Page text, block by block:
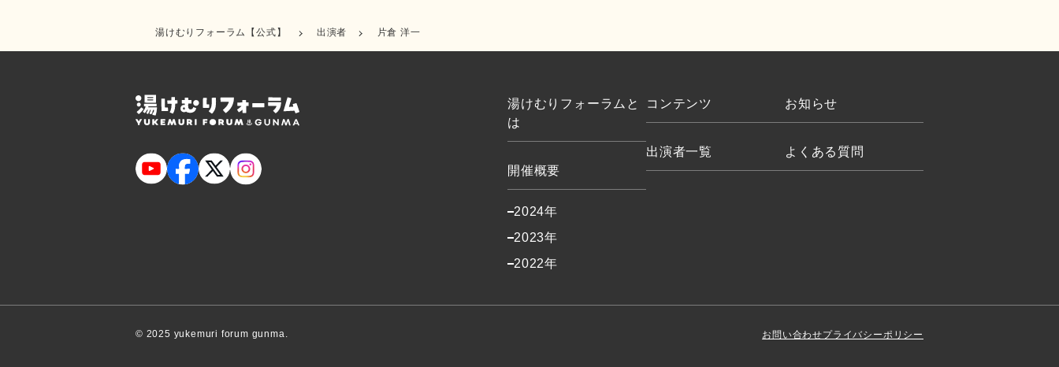
湯けむりフォーラム【公式】 出演者 片倉 洋一
湯けむりフォーラムと
は
開催概要
2024年
2023年
2022年
お知らせ
よくある質問
コンテンツ
出演者一覧
© 2025 yukemuri forum gunma. お問い合わせプライバシーポリシー